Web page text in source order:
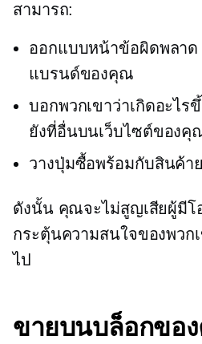
สามารถ:
ออกแบบหน้าข้อผิดพลาด
แบรนด์ของคุณ
บอกพวกเขาว่าเกิดอะไร
ยังที่อื่นบนเว็บไซต์ของคุ
วางปุ่มซื้อพร้อมกับสินค้า
ดังนั้น คุณจะไม่สูญเสียผู้มีโ
กระตุ้นความสนใจของพวก
ไป
ขายบนบล็อกขอ